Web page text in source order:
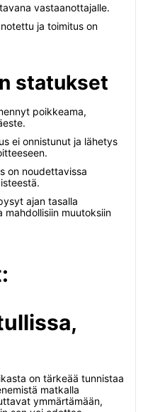
vastaanottajalle.
ja toimitus on
statukset
poikkeama,
ei onnistunut ja lähetys
on noudettavissa
ajan tasalla
mahdollisiin muutoksiin
on tärkeää tunnistaa
matkalla
ymmärtämään,